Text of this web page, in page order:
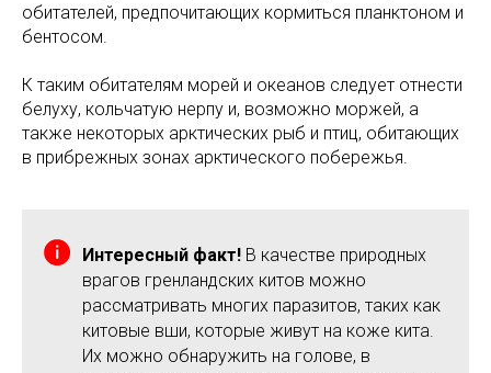
обитателей, предпочитающих кормиться планктоном и
бентосом.
К таким обитателям морей и океанов следует отнести
белуху, кольчатую нерпу и, возможно моржей, а
также некоторых арктических рыб и птиц, обитающих
в прибрежных зонах арктического побережья.
Интересный факт! В качестве природных
врагов гренландских китов можно
рассматривать многих паразитов, таких как
китовые вши, которые живут на коже кита.
Их можно обнаружить на голове, в